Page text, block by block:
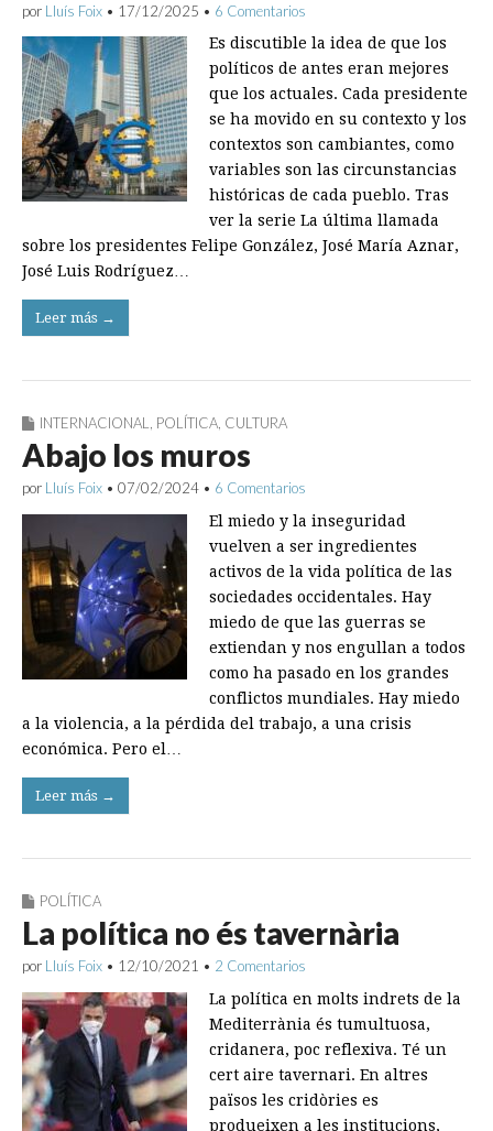
por Lluís Foix • 17/12/2025 • 6 Comentarios
Es discutible la idea de que los
políticos de antes eran mejores
que los actuales. Cada presidente
se ha movido en su contexto y los
contextos son cambiantes, como
variables son las circunstancias
históricas de cada pueblo. Tras
ver la serie La última llamada
sobre los presidentes Felipe González, José María Aznar,
José Luis Rodríguez…
Leer más →
INTERNACIONAL, POLÍTICA, CULTURA
Abajo los muros
por Lluís Foix • 07/02/2024 • 6 Comentarios
El miedo y la inseguridad
vuelven a ser ingredientes
activos de la vida política de las
sociedades occidentales. Hay
miedo de que las guerras se
extiendan y nos engullan a todos
como ha pasado en los grandes
conflictos mundiales. Hay miedo
a la violencia, a la pérdida del trabajo, a una crisis
económica. Pero el…
Leer más →
POLÍTICA
La política no és tavernària
por Lluís Foix • 12/10/2021 • 2 Comentarios
La política en molts indrets de la
Mediterrània és tumultuosa,
cridanera, poc reflexiva. Té un
cert aire tavernari. En altres
països les cridòries es
produeixen a les institucions,